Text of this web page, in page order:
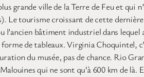
grande ville de la Terre de Feu et
Le tourisme croissant de cette
l’ancien bâtiment industriel dans
de tableaux. Virginia Choquintel,
du musée, pas de chance. Rio
qui ne sont qu’à 600 km de